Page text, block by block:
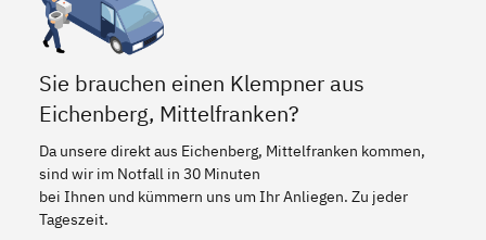
Sie brauchen einen Klempner aus
Eichenberg, Mittelfranken?
Da unsere direkt aus Eichenberg, Mittelfranken kommen,
sind wir im Notfall in 30 Minuten
bei Ihnen und kümmern uns um Ihr Anliegen. Zu jeder
Tageszeit.